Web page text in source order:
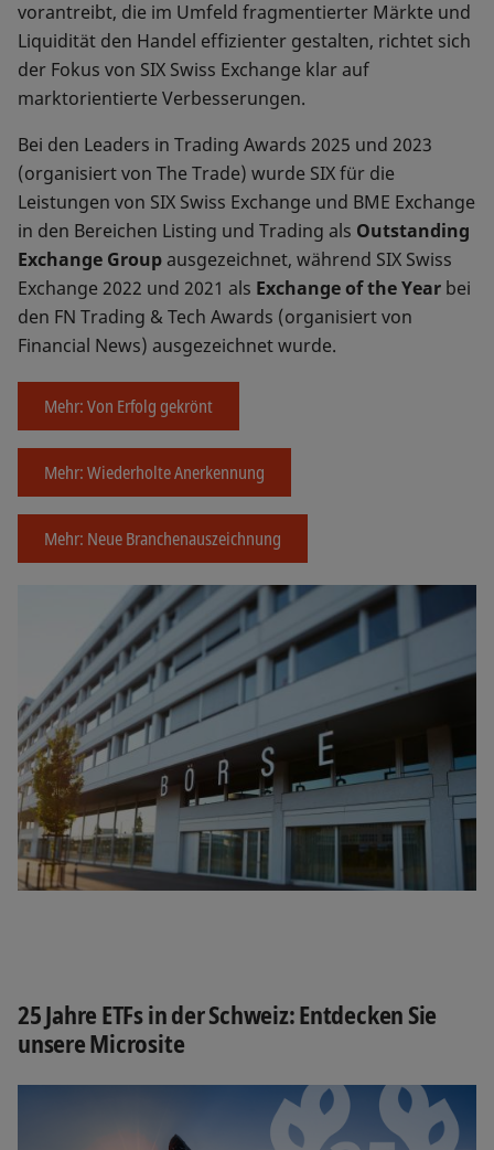
vorantreibt, die im Umfeld fragmentierter Märkte und
Liquidität den Handel effizienter gestalten, richtet sich
der Fokus von SIX Swiss Exchange klar auf
marktorientierte Verbesserungen.
Bei den Leaders in Trading Awards 2025 und 2023
(organisiert von The Trade) wurde SIX für die
Leistungen von SIX Swiss Exchange und BME Exchange
in den Bereichen Listing und Trading als Outstanding
Exchange Groupausgezeichnet, während SIX Swiss
Exchange 2022 und 2021 als Exchange of the Year bei
den FN Trading & Tech Awards (organisiert von
Financial News) ausgezeichnet wurde.
Mehr: Von Erfolg gekrönt
Mehr: Wiederholte Anerkennung
Mehr: Neue Branchenauszeichnung
25 Jahre ETFs in der Schweiz: Entdecken Sie
unsere Microsite